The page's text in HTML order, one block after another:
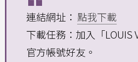
連結網址： 點我下載
下載任務：加入「LOUIS
官方帳號好友。